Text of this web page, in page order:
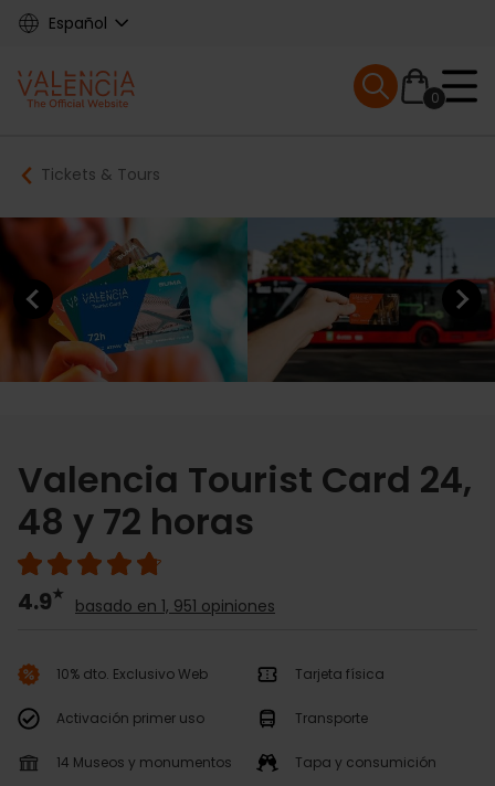
Skip
content
Español
Main
navigation
0
Mobile menu
Breadcrumb
Tickets & Tours
Previous element Next
Valencia Tourist Card 24,
48 y 72 horas
4.9 basado en 1, 951 opiniones
10% dto. Exclusivo Web Tarjeta física
Activación primer uso Transporte
14 Museos y monumentos Tapa y consumición